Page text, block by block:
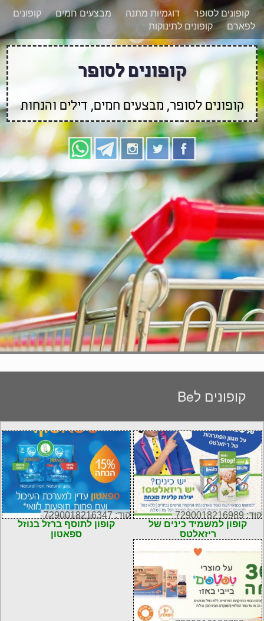
רוצים להישאר מעודכנים לגבי קופונים חדשים?
הצטרפו אלינו גם
בוואטסאפ
קופונים לסופר דוגמיות מתנה מבצעים חמים
קופונים
לפארם
קופונים לתינוקות
קופונים לסופר
קופונים לסופר, מבצעים חמים, דילים והנחות
קופונים לBe
קוד: 7290018216989
קופון למשמיד כינים של
ריזאלטס
קוד: 7290018216347
קופון לתוסף ברזל בנוזל
ספאטון